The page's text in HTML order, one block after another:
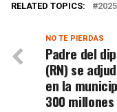
RELATED TOPICS: 2025
NO TE PIERDAS
Padre del
(RN) se
en la
300